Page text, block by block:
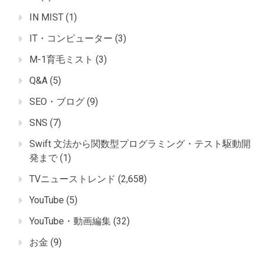
IN MIST (1)
IT・コンピューター (3)
M-1育毛ミスト (3)
Q&A (5)
SEO・ブログ (9)
SNS (7)
Swift 文法から関数型プログラミング・テスト駆動開
発まで (1)
TVニューストレンド (2,658)
YouTube (5)
YouTube・動画編集 (32)
お金 (9)